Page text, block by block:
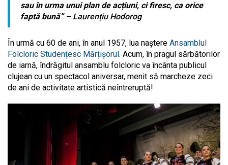
sau în urma unui plan de acțiuni, ci firesc, ca orice
faptă bună”– Laurențiu Hodorog
În urmă cu 60 de ani, în anul 1957, lua naștere Ansamblul
Folcloric Studențesc Mărțișorul. Acum, în pragul sărbătorilor
de iarnă, îndrăgitul ansamblu folcloric va încânta publicul
clujean cu un spectacol aniversar, menit să marcheze zeci
de ani de activitate artistică neîntreruptă!